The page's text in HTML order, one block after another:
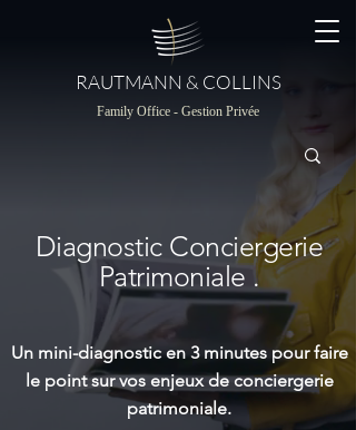
RAUTMANN & COLLINS
Family Office - Gestion Privée
Diagnostic Conciergerie
Patrimoniale .
Un mini-diagnostic en 3 minutes pour faire
le point sur vos enjeux de conciergerie
patrimoniale.